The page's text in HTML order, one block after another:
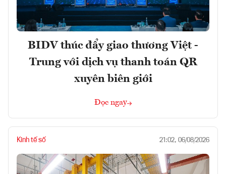
BIDV thúc đẩy giao thương Việt -
Trung với dịch vụ thanh toán QR
xuyên biên giới
Đọc ngay
Kinh tế số 21:02, 06/08/2026